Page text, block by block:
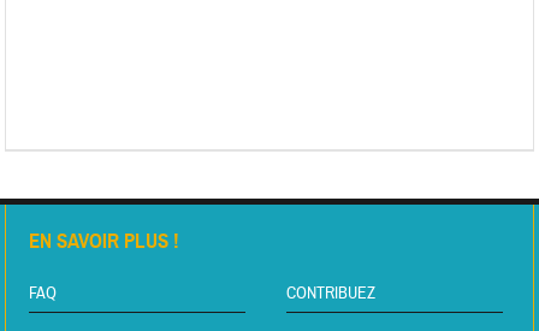
EN SAVOIR PLUS !
FAQ CONTRIBUEZ